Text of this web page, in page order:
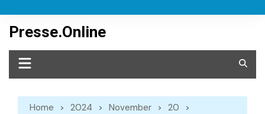
content
Presse.Online
Home 2024 November
20